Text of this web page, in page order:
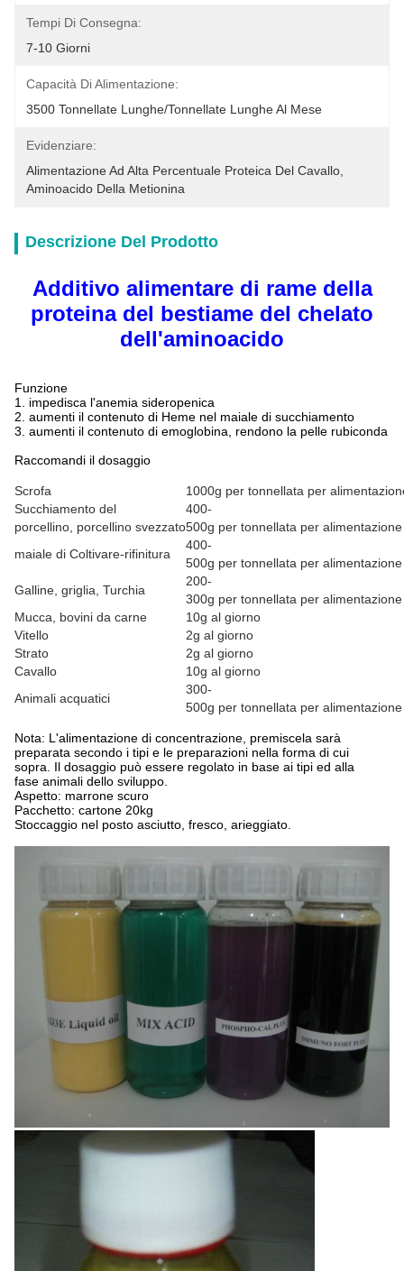
Tempi Di Consegna:
7-10 Giorni
Capacità Di Alimentazione:
3500 Tonnellate Lunghe/tonnellate Lunghe Al Mese
Evidenziare:
Alimentazione Ad Alta Percentuale Proteica Del Cavallo
Aminoacido Della Metionina
Descrizione Del Prodotto
Additivo alimentare di rame della
proteina del bestiame del chelato
dell'aminoacido
Funzione
1. impedisca l'anemia sideropenica
2. aumenti il contenuto di Heme nel maiale di succhiamento
3. aumenti il contenuto di emoglobina, rendono la pelle rubiconda
Raccomandi il dosaggio
Scrofa
1000g per tonnellata per
Succhiamento del
porcellino, porcellino svezzato
400-
500g per tonnellata per
maiale di Coltivare-rifinitura
400-
500g per tonnellata per
Galline, griglia, Turchia
200-
300g per tonnellata per
Mucca, bovini da carne
10g al giorno
Vitello
2g al giorno
Strato
2g al giorno
Cavallo
10g al giorno
Animali acquatici
300-
500g per tonnellata per
Nota: L'alimentazione di concentrazione, premiscela sarà
preparata secondo i tipi e le preparazioni nella forma di cui
sopra. Il dosaggio può essere regolato in base ai tipi ed alla
fase animali dello sviluppo.
Aspetto: marrone scuro
Pacchetto: cartone 20kg
Stoccaggio nel posto asciutto, fresco, arieggiato.